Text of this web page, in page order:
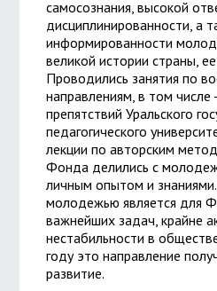
самосознания, высокой
дисциплинированности, а
информированности
великой истории страны,
Проводились занятия по
направлениям, в том числе
препятствий Уральского
педагогического
лекции по авторским
Фонда делились с
личным опытом и
молодежью является для
важнейших задач, крайне
нестабильности в
году это направление
развитие.